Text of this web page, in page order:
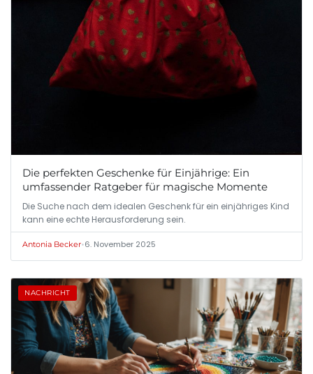
Die perfekten Geschenke für Einjährige: Ein
umfassender Ratgeber für magische Momente
Die Suche nach dem idealen Geschenk für ein einjähriges Kind
kann eine echte Herausforderung sein.
Antonia Becker•6. November 2025
NACHRICHT